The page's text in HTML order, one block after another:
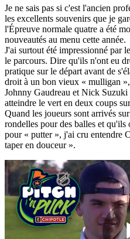
Je ne sais pas si c'est l'ancien
les excellents souvenirs que je
l'Épreuve normale quatre a été
nouveautés au menu cette année.
J'ai surtout été impressionné par
le parcours. Dire qu'ils n'ont eu
pratique sur le départ avant de
droit à un bon vieux « mulligan
Johnny Gaudreau et Nick Suzuki
atteindre le vert en deux coups
Quand les joueurs sont arrivés
rondelles pour des balles et
pour « putter », j'ai cru entendre
taper en douceur ».